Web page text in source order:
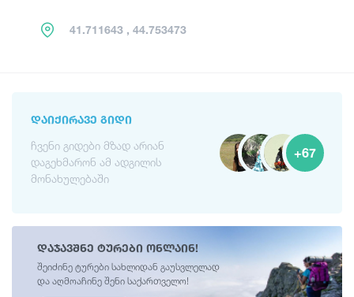
41.711643 , 44.753473
ᲓᲐᲘᲥᲘᲠᲐᲕᲔ ᲒᲘᲓᲘ
ჩვენი გიდები მზად არიან
დაგეხმარონ ამ ადგილის
მონახულებაში
+67
დაჯავშნე ტურები ონლაინ!
შეიძინე ტურები სახლიდან გაუსვლელად
და აღმოაჩინე შენი საქართველო!